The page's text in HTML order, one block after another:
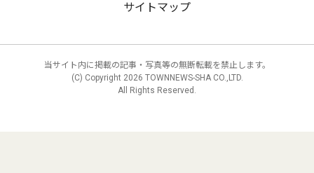
サイトマップ
当サイト内に掲載の記事・写真等の無断転載を禁止します。
(C) Copyright 2026 TOWNNEWS-SHA CO.,LTD.
All Rights Reserved.